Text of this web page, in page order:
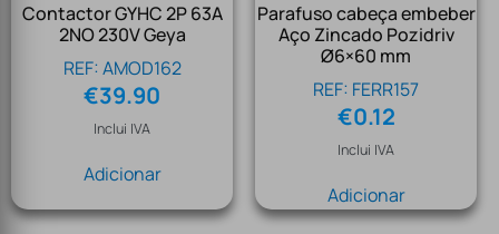
Contactor GYHC 2P 63A
2NO 230V Geya
REF: AMOD162
€39.90
Inclui IVA
Adicionar
Parafuso cabeça embeber
Aço Zincado Pozidriv
Ø6×60 mm
REF: FERR157
€0.12
Inclui IVA
Adicionar